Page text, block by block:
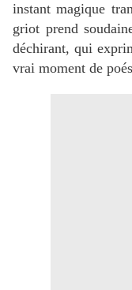
instant magique
griot prend
déchirant, qui
vrai moment de